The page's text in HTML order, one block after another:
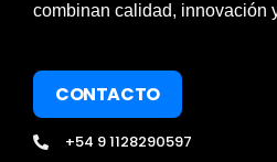
combinan calidad, innovación
CONTACTO
+54 9 1128290597